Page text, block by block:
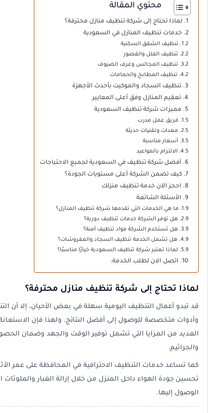
محتوي المقالة
لماذا تحتاج إلى شركة تنظيف منازل محترفة؟
خدمات تنظيف المنازل في السعودية
تنظيف الشقق السكنية
تنظيف الفلل والقصور
تنظيف المجالس وغرف الضيوف
تنظيف المطابخ والحمامات
تنظيف السجاد والموكيت بأحدث الأجهزة
تعقيم المنازل وفق أعلى المعايير
مميزات شركة تنظيف السعودية
فريق عمل مدرب
معدات وتقنيات حديثة
أسعار مناسبة
الالتزام بالمواعيد
أفضل شركة تنظيف في السعودية لجميع الاحتياجات
كيف تضمن الشركة أعلى مستويات الجودة؟
احجز الآن خدمة تنظيف منزلك
الأسئلة الشائعة
ما هي الخدمات التي تقدمها شركة تنظيف المنازل؟
هل توفر الشركة خدمات تنظيف دورية؟
هل تستخدم الشركة مواد تنظيف آمنة؟
هل تشمل الخدمة تنظيف السجاد والمفروشات؟
لماذا تعتبر شركة تنظيف السعودية خيارًا مناسبًا؟
اتصل الان لطلب الخدمة:
لماذا تحتاج إلى شركة تنظيف منازل محترفة؟
قد تبدو أعمال التنظيف اليومية سهلة في بعض الأحيان، إلا أن
وأدوات متخصصة للوصول إلى أفضل النتائج. ولهذا فإن الاستعانة
العديد من المزايا التي تشمل توفير الوقت والجهد وضمان
والجراثيم.
كما تساعد خدمات التنظيف الاحترافية في المحافظة على عمر
تحسين جودة الهواء داخل المنزل من خلال إزالة الغبار
الوصول إليها.